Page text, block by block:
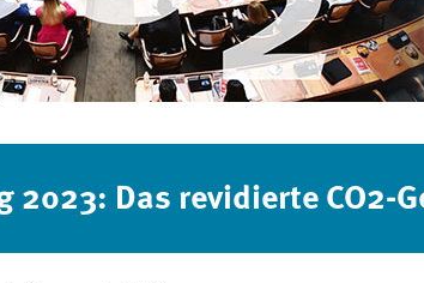
2023: Das revidierte CO2-